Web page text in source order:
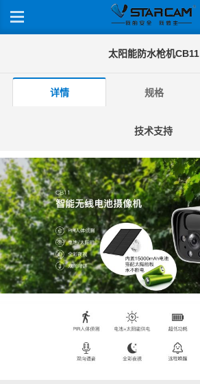
太阳能防水枪机CB11
详情 规格
技术支持